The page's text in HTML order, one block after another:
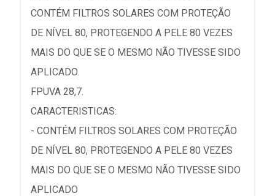
CONTÉM FILTROS SOLARES COM PROTEÇÃO
DE NÍVEL 80, PROTEGENDO A PELE 80 VEZES
MAIS DO QUE SE O MESMO NÃO TIVESSE SIDO
APLICADO.
FPUVA 28,7.
CARACTERISTICAS:
- CONTÉM FILTROS SOLARES COM PROTEÇÃO
DE NÍVEL 80, PROTEGENDO A PELE 80 VEZES
MAIS DO QUE SE O MESMO NÃO TIVESSE SIDO
APLICADO